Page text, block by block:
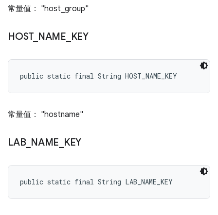
常量值： "host_group"
HOST_ NAME KEY
public static final String HOST_NAME_KEY
常量值： "hostname"
LAB_ NAME KEY
public static final String LAB_NAME_KEY